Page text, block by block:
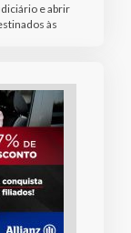
e abrir
às